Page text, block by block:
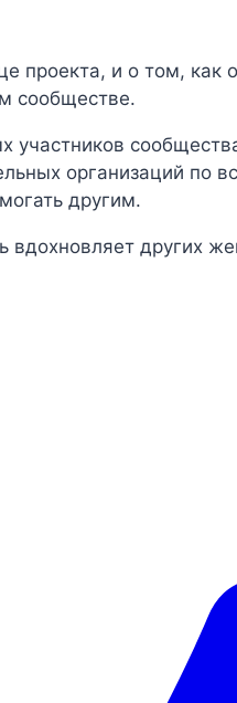
проекта, и о том, как
сообществе.
участников
организаций по
другим.
других